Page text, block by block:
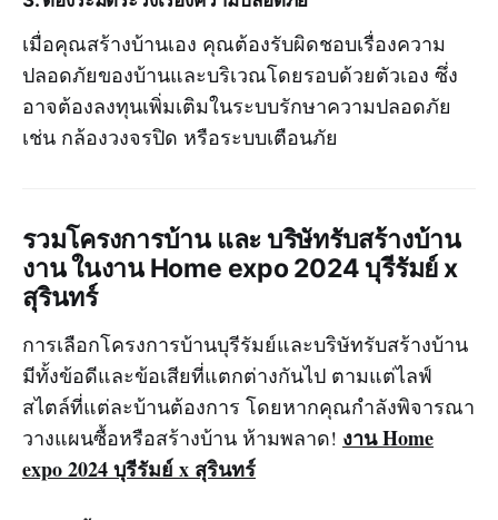
เมื่อคุณสร้างบ้านเอง คุณต้องรับผิดชอบเรื่องความ
ปลอดภัยของบ้านและบริเวณโดยรอบด้วยตัวเอง ซึ่ง
อาจต้องลงทุนเพิ่มเติมในระบบรักษาความปลอดภัย
เช่น กล้องวงจรปิด หรือระบบเตือนภัย
รวมโครงการบ้าน และ บริษัทรับสร้างบ้าน
งาน ในงาน Home expo 2024 บุรีรัมย์ x
สุรินทร์
การเลือกโครงการบ้านบุรีรัมย์และบริษัทรับสร้างบ้าน
มีทั้งข้อดีและข้อเสียที่แตกต่างกันไป ตามแต่ไลฟ์
สไตล์ที่แต่ละบ้านต้องการ โดยหากคุณกำลังพิจารณา
วางแผนซื้อหรือสร้างบ้าน ห้ามพลาด! งาน Home
expo 2024 บุรีรัมย์ x สุรินทร์